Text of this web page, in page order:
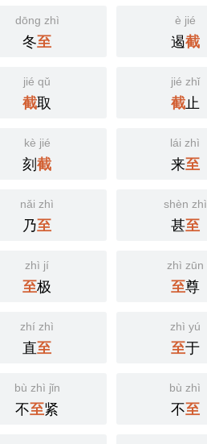
dōng zhì
冬至
è jié
遏截
jié qǔ
截取
jié zhǐ
截止
kè jié
刻截
lái zhì
来至
nǎi zhì
乃至
shèn zhì
甚至
zhì jí
至极
zhì zūn
至尊
zhí zhì
直至
zhì yú
至于
bù zhì jǐn
不至紧
bù zhì
不至